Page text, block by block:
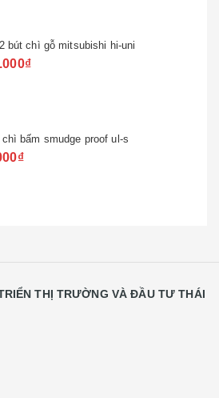
bút chì gỗ mitsubishi hi-uni
chì bấm smudge proof ul-s
THỊ TRƯỜNG VÀ ĐẦU TƯ THÁI